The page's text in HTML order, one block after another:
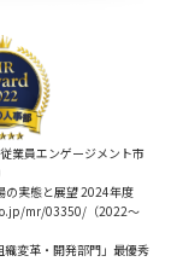
業員エンゲージメント市
の実態と展望 2024年度
mr/03350/（2022～
変革・開発部門」最優秀